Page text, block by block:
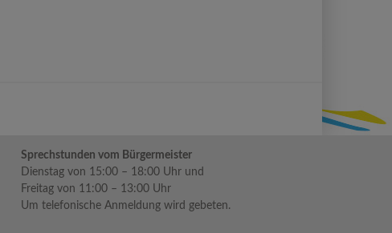
Sprechstunden vom Bürgermeister
Dienstag von 15:00 – 18:00 Uhr und
Freitag von 11:00 – 13:00 Uhr
Um telefonische Anmeldung wird gebeten.